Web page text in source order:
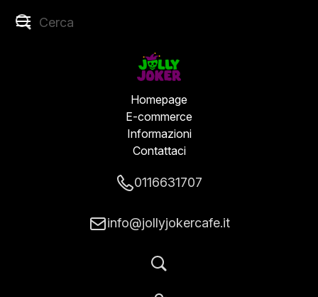
Homepage
E-commerce
Informazioni
Contattaci
0116631707
info@jollyjokercafe.it